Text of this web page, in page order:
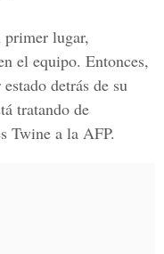
primer lugar,
el equipo. Entonces,
detrás de su
tratando de
Twine a la AFP.